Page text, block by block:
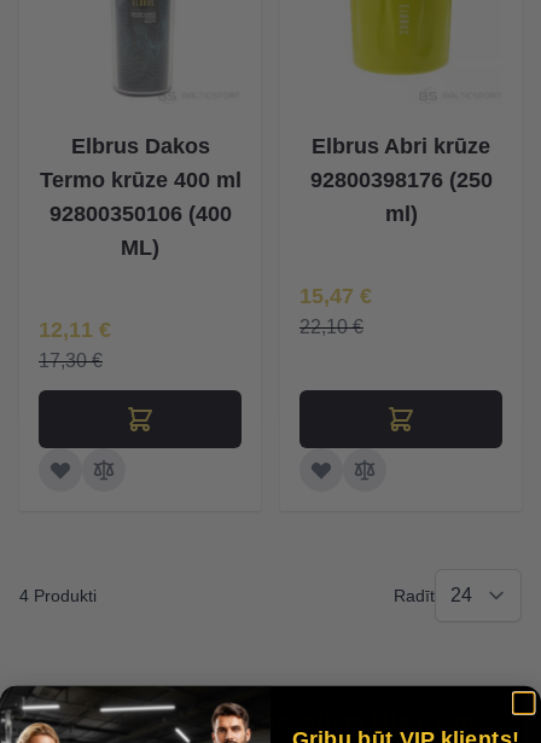
Elbrus Dakos
Termo krūze 400 ml
92800350106 (400
ML)
Īpaša Cena
12,11 €
17,30 €
Elbrus Abri krūze
92800398176 (250
ml)
Īpaša Cena
15,47 €
22,10 €
4 Produkti Radīt
Īstas atsauksmes no īstiem klientiem!
Gribu būt VIP klients!